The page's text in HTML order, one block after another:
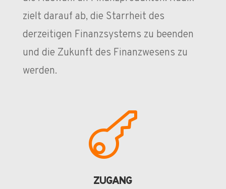
zielt darauf ab, die Starrheit des
derzeitigen Finanzsystems zu beenden
und die Zukunft des Finanzwesens zu
werden.

ZUGANG